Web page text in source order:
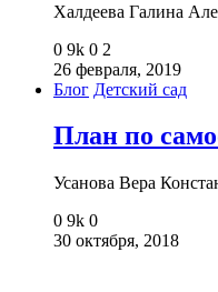
Халдеева Галина
0 9k 0 2
26 февраля, 2019
Блог Детский сад
План по
Усанова Вера
0 9k 0
30 октября, 2018